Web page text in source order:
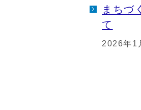
まちづ
て
2026年1